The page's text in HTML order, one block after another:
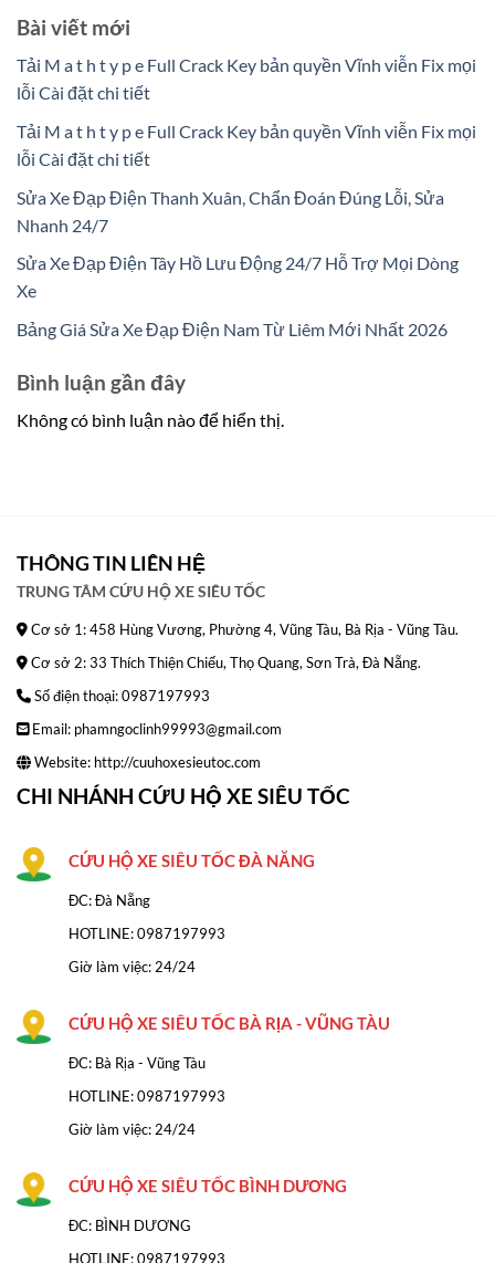
Bài viết mới
Tải M a t h t y p e Full Crack Key bản quyền Vĩnh viễn Fix mọi
lỗi Cài đặt chi tiết
Tải M a t h t y p e Full Crack Key bản quyền Vĩnh viễn Fix mọi
lỗi Cài đặt chi tiết
Sửa Xe Đạp Điện Thanh Xuân, Chẩn Đoán Đúng Lỗi, Sửa
Nhanh 24/7
Sửa Xe Đạp Điện Tây Hồ Lưu Động 24/7 Hỗ Trợ Mọi Dòng
Xe
Bảng Giá Sửa Xe Đạp Điện Nam Từ Liêm Mới Nhất 2026
Bình luận gần đây
Không có bình luận nào để hiển thị.
THÔNG TIN LIÊN HỆ
TRUNG TÂM CỨU HỘ XE SIÊU TỐC
Cơ sở 1: 458 Hùng Vương, Phường 4, Vũng Tàu, Bà Rịa - Vũng Tàu.
Cơ sở 2: 33 Thích Thiện Chiếu, Thọ Quang, Sơn Trà, Đà Nẵng.
Số điện thoại: 0987197993
Email: phamngoclinh99993@gmail.com
Website: http://cuuhoxesieutoc.com
CHI NHÁNH CỨU HỘ XE SIÊU TỐC
CỨU HỘ XE SIÊU TỐC ĐÀ NĂNG
ĐC: Đà Nẵng
HOTLINE:0987197993
Giờ làm việc: 24/24
CỨU HỘ XE SIÊU TỐC BÀ RỊA - VŨNG TÀU
ĐC: Bà Rịa - Vũng Tàu
HOTLINE: 0987197993
Giờ làm việc: 24/24
CỨU HỘ XE SIÊU TỐC BÌNH DƯƠNG
ĐC: BÌNH DƯƠNG
HOTLINE: 0987197993